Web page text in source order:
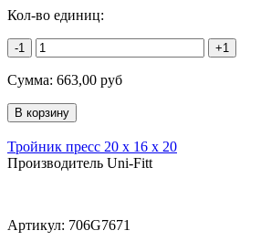
Кол-во единиц:
-1 +1
Сумма: 663,00 руб
Тройник пресс 20 х 16 х 20
Производитель Uni-Fitt
Артикул: 706G7671